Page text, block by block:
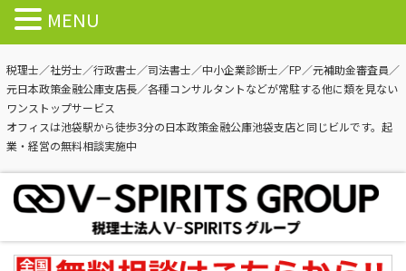
税理士／社労士／行政書士／司法書士／中小企業診断士／FP／元補助金審査員／
元日本政策金融公庫支店長／各種コンサルタントなどが常駐する他に類を見ない
ワンストップサービス
オフィスは池袋駅から徒歩3分の日本政策金融公庫池袋支店と同じビルです。起
業・経営の無料相談実施中
MENU